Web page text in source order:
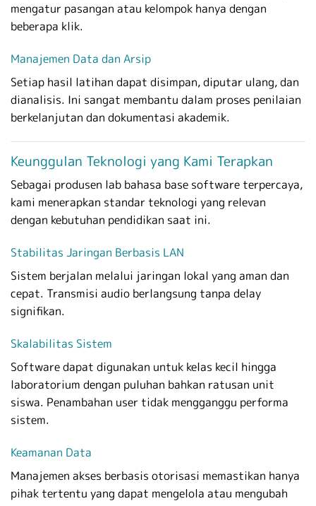
mengatur pasangan atau kelompok hanya dengan
beberapa klik.
Manajemen Data dan Arsip
Setiap hasil latihan dapat disimpan, diputar ulang, dan
dianalisis. Ini sangat membantu dalam proses penilaian
berkelanjutan dan dokumentasi akademik.
Keunggulan Teknologi yang Kami Terapkan
Sebagai produsen lab bahasa base software terpercaya,
kami menerapkan standar teknologi yang relevan
dengan kebutuhan pendidikan saat ini.
Stabilitas Jaringan Berbasis LAN
Sistem berjalan melalui jaringan lokal yang aman dan
cepat. Transmisi audio berlangsung tanpa delay
signifikan.
Skalabilitas Sistem
Software dapat digunakan untuk kelas kecil hingga
laboratorium dengan puluhan bahkan ratusan unit
siswa. Penambahan user tidak mengganggu performa
sistem.
Keamanan Data
Manajemen akses berbasis otorisasi memastikan hanya
pihak tertentu yang dapat mengelola atau mengubah